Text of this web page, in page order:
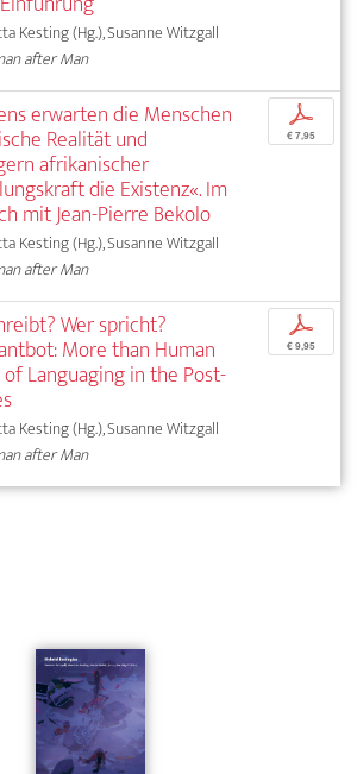
Kesting (Hg.), Susanne Witzgall
after Man
erwarten die Menschen
Realität und
afrikanischer
die Existenz«. Im
mit Jean-Pierre Bekolo
Kesting (Hg.), Susanne Witzgall
after Man
p
€ 7,95
Wer spricht?
More than Human
Languaging in the Post-
Kesting (Hg.), Susanne Witzgall
after Man
p
€ 9,95